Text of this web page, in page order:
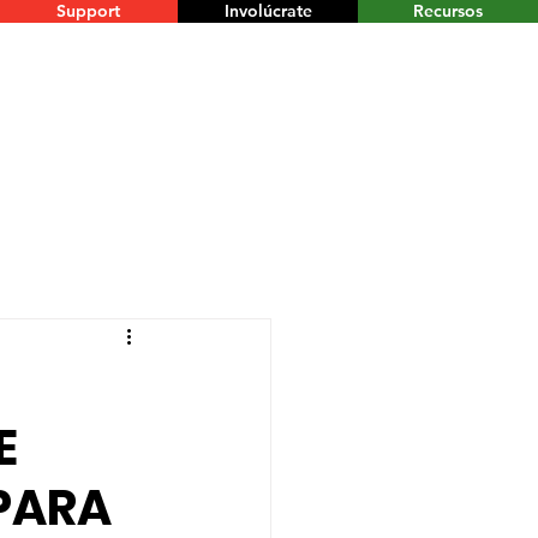
Support Involúcrate Recursos